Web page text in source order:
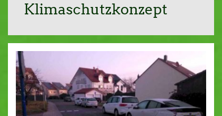
Klimaschutzkonzept